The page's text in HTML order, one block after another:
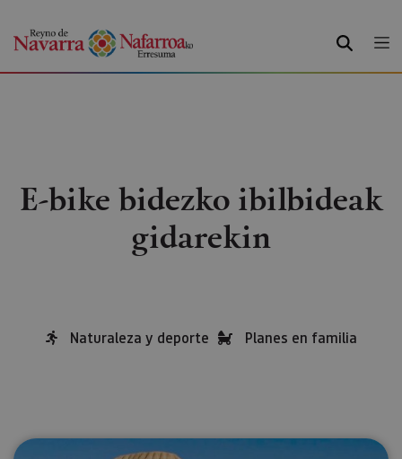
BILATU
E-bike bidezko ibilbideak
gidarekin
Naturaleza y deporte Planes en familia